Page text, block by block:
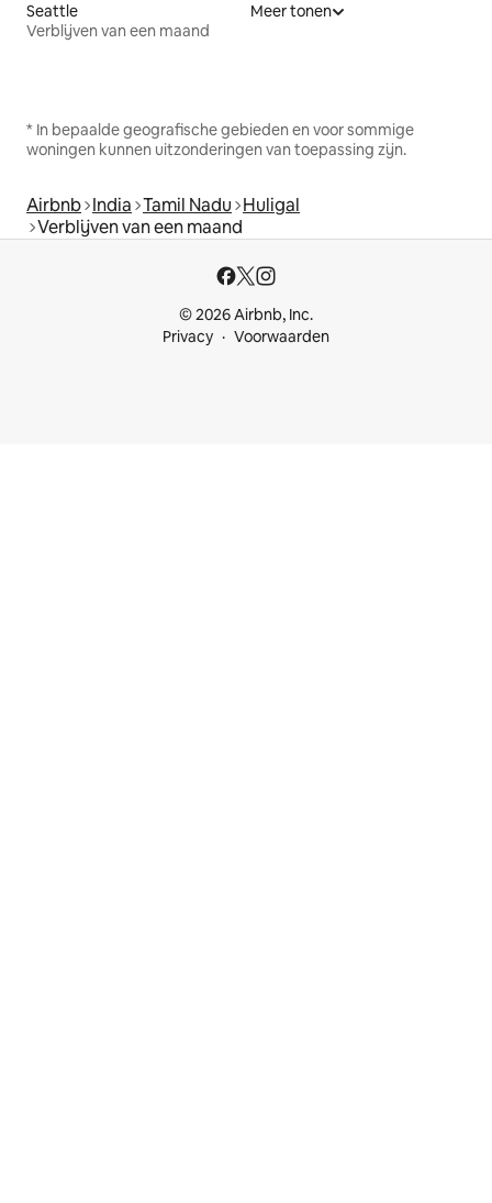
Seattle
Verblijven van een maand
Meer tonen
* In bepaalde geografische gebieden en voor sommige
woningen kunnen uitzonderingen van toepassing zijn.
Airbnb India Tamil Nadu Huligal
Verblijven van een maand
© 2026 Airbnb, Inc.
Privacy
Voorwaarden